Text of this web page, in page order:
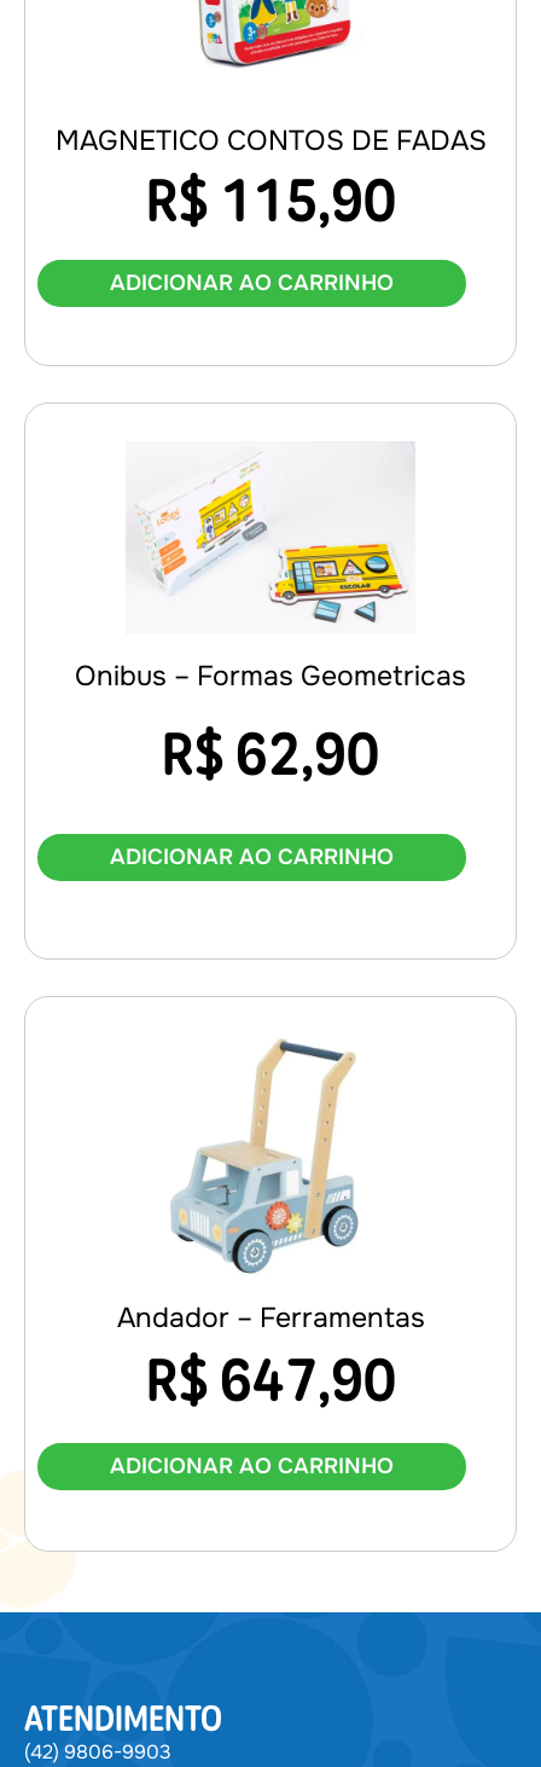
MAGNETICO CONTOS DE FADAS
R$ 115,90
ADICIONAR AO CARRINHO
Onibus – Formas Geometricas
R$62,90
ADICIONAR AO CARRINHO
Andador – Ferramentas
R$647,90
ADICIONAR AO CARRINHO
ATENDIMENTO
(42) 9806-9903